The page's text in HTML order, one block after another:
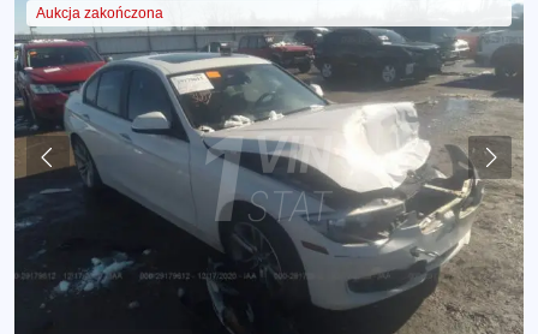
Aukcja zakończona